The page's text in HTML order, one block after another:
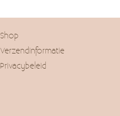
Shop
Verzendinformatie
Privacybeleid